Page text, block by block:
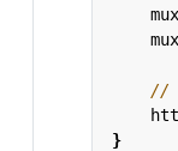
mux
mux
//
}